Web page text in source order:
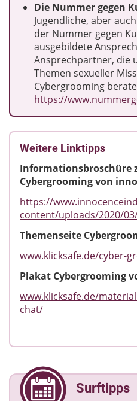
Die Nummer gegen
Jugendliche, aber
der Nummer gegen
ausgebildete
Ansprechpartner, die
Themen sexueller
Cybergrooming
https://
Weitere Linktipps
Informationsbroschüre
Cybergrooming von
https://
content/uploads/2020/03/
Themenseite
www.klicksafe.de/cyber-
Plakat Cybergrooming
www.klicksafe.de/
chat/
Surftipps